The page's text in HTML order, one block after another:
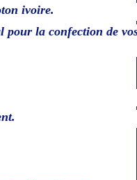
ivoire.
pour la confection de